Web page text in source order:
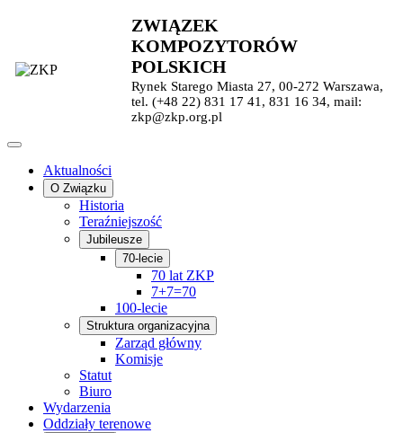
ZWIĄZEK
KOMPOZYTORÓW
POLSKICH
Rynek Starego Miasta 27, 00-272 Warszawa,
tel. (+48 22) 831 17 41, 831 16 34, mail:
zkp@zkp.org.pl
Aktualności
O Związku
Historia
Teraźniejszość
Jubileusze
70-lecie
70 lat ZKP
7+7=70
100-lecie
Struktura organizacyjna
Zarząd główny
Komisje
Statut
Biuro
Wydarzenia
Oddziały terenowe